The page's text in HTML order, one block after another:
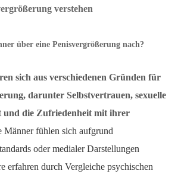
verstehen
über eine Penisvergrößerung nach?
sich aus verschiedenen Gründen für
darunter Selbstvertrauen, sexuelle
und die Zufriedenheit mit ihrer
Männer fühlen sich aufgrund
oder medialer Darstellungen
erfahren durch Vergleiche psychischen